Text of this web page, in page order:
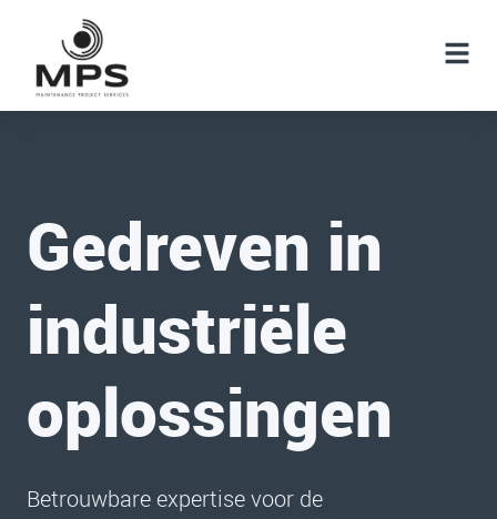
Gedreven in
industriële
oplossingen
Betrouwbare expertise voor de